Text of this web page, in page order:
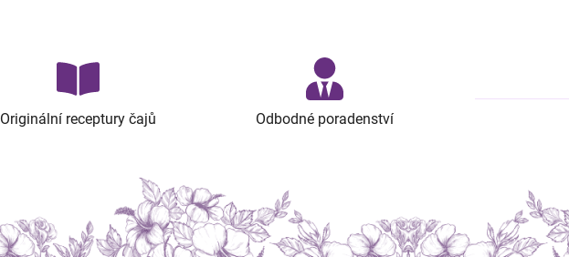
Originální receptury čajů Odbodné poradenství